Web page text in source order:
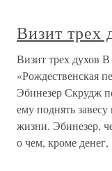
Визит трех
Визит трех духов
«Рождественская
Эбинезер Скрудж
ему поднять
жизни. Эбинезер,
о чем, кроме денег,